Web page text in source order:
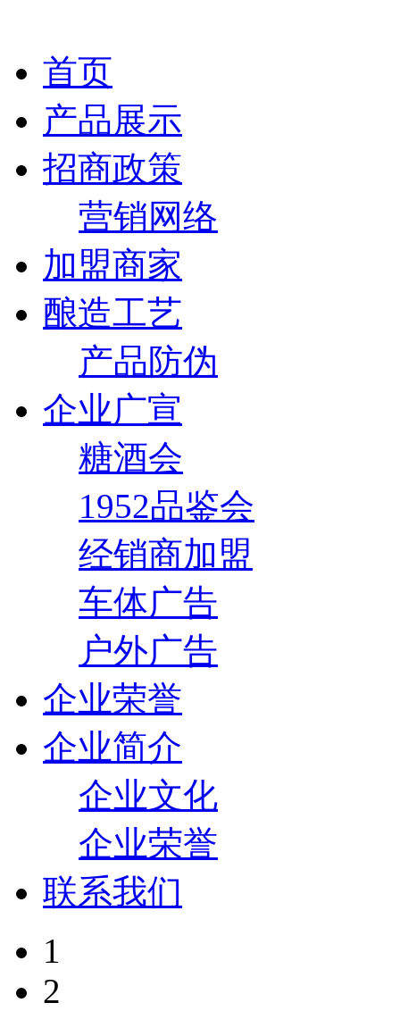
首页
产品展示
招商政策
营销网络
加盟商家
酿造工艺
产品防伪
企业广宣
糖酒会
1952品鉴会
经销商加盟
车体广告
户外广告
企业荣誉
企业简介
企业文化
企业荣誉
联系我们
1
2